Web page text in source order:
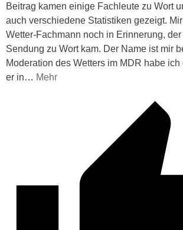
Beitrag kamen einige Fachleute zu Wort
auch verschiedene Statistiken gezeigt.
Wetter-Fachmann noch in Erinnerung,
Sendung zu Wort kam. Der Name ist mir
Moderation des Wetters im MDR habe
er in… Mehr